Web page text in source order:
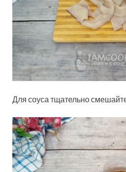
Для соуса тщательно